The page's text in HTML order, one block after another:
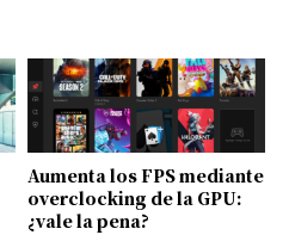
Aumenta los FPS mediante
overclocking de la GPU:
¿vale la pena?